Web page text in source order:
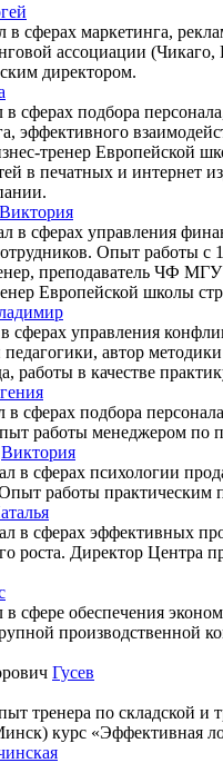
в сферах маркетинга,
ассоциации
директором.
сферах подбора
эффективного
тренер Европейской
в печатных и интернет
Виктория
в сферах управления
Опыт работы с
преподаватель ЧФ
Европейской школы
сферах управления
педагогики, автор
работы в качестве
в сферах подбора
работы менеджером по
Виктория
в сферах психологии
работы практическим
в сферах эффективных
роста. Директор Центра
сфере обеспечения
производственной
Гусев
тренера по складской и
курс «Эффективная